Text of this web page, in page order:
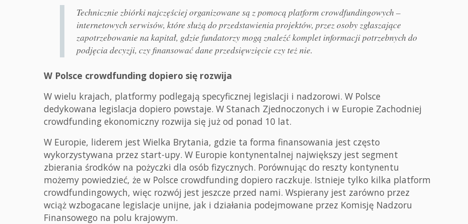
Technicznie zbiórki najczęściej organizowane są z pomocą platform crowdfundingowych –
internetowych serwisów, które służą do przedstawienia projektów, przez osoby zgłaszające
zapotrzebowanie na kapitał, gdzie fundatorzy mogą znaleźć komplet informacji potrzebnych do
podjęcia decyzji, czy finansować dane przedsięwzięcie czy też nie.
W Polsce crowdfunding dopiero się rozwija
W wielu krajach, platformy podlegają specyficznej legislacji i nadzorowi. W Polsce
dedykowana legislacja dopiero powstaje. W Stanach Zjednoczonych i w Europie Zachodniej
crowdfunding ekonomiczny rozwija się już od ponad 10 lat.
W Europie, liderem jest Wielka Brytania, gdzie ta forma finansowania jest często
wykorzystywana przez start-upy. W Europie kontynentalnej największy jest segment
zbierania środków na pożyczki dla osób fizycznych. Porównując do reszty kontynentu
możemy powiedzieć, że w Polsce crowdfunding dopiero raczkuje. Istnieje tylko kilka platform
crowdfundingowych, więc rozwój jest jeszcze przed nami. Wspierany jest zarówno przez
wciąż wzbogacane legislacje unijne, jak i działania podejmowane przez Komisję Nadzoru
Finansowego na polu krajowym.